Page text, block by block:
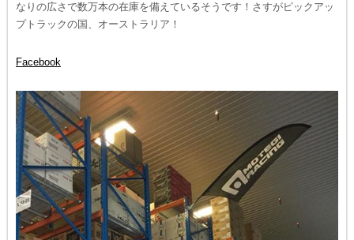
なりの広さで数万本の在庫を備えているそうです！さすがピックアッ
プトラックの国、オーストラリア！
Facebook